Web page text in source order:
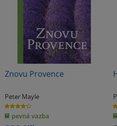
Znovu Provence
Peter Mayle
4.3
z
5
hvězdiček
pevná vazba
z
5